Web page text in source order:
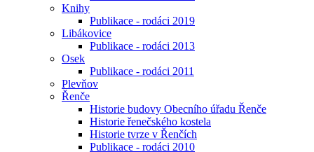
Knihy
Publikace - rodáci 2019
Libákovice
Publikace - rodáci 2013
Osek
Publikace - rodáci 2011
Plevňov
Řenče
Historie budovy Obecního úřadu Řenče
Historie řenečského kostela
Historie tvrze v Řenčích
Publikace - rodáci 2010